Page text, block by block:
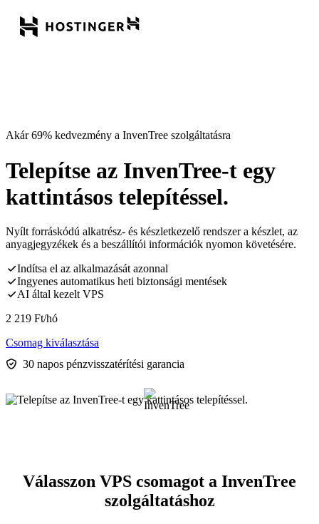
Akár 69% kedvezmény a InvenTree szolgáltatásra
Telepítse az InvenTree-t egy
kattintásos telepítéssel.
Nyílt forráskódú alkatrész- és készletkezelő rendszer a készlet, az
anyagjegyzékek és a beszállítói információk nyomon követésére.
Indítsa el az alkalmazását azonnal
Ingyenes automatikus heti biztonsági mentések
AI által kezelt VPS
2 219 Ft/hó
Csomag kiválasztása
30 napos pénzvisszatérítési garancia
Válasszon VPS csomagot a InvenTree
szolgáltatáshoz